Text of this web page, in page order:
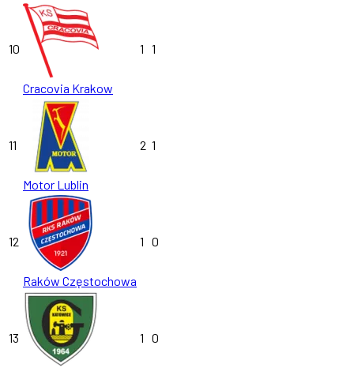
10
Cracovia Krakow
1 1
11
Motor Lublin
2 1
12
Raków Częstochowa
1 0
13 1 0